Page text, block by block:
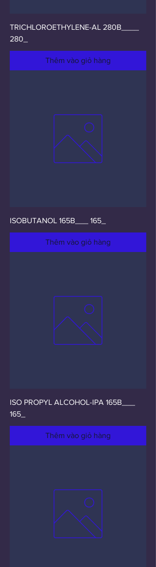
TRICHLOROETHYLENE-AL 280B____
280_
Thêm vào giỏ hàng
ISOBUTANOL 165B___ 165_
Thêm vào giỏ hàng
ISO PROPYL ALCOHOL-IPA 165B___
165_
Thêm vào giỏ hàng